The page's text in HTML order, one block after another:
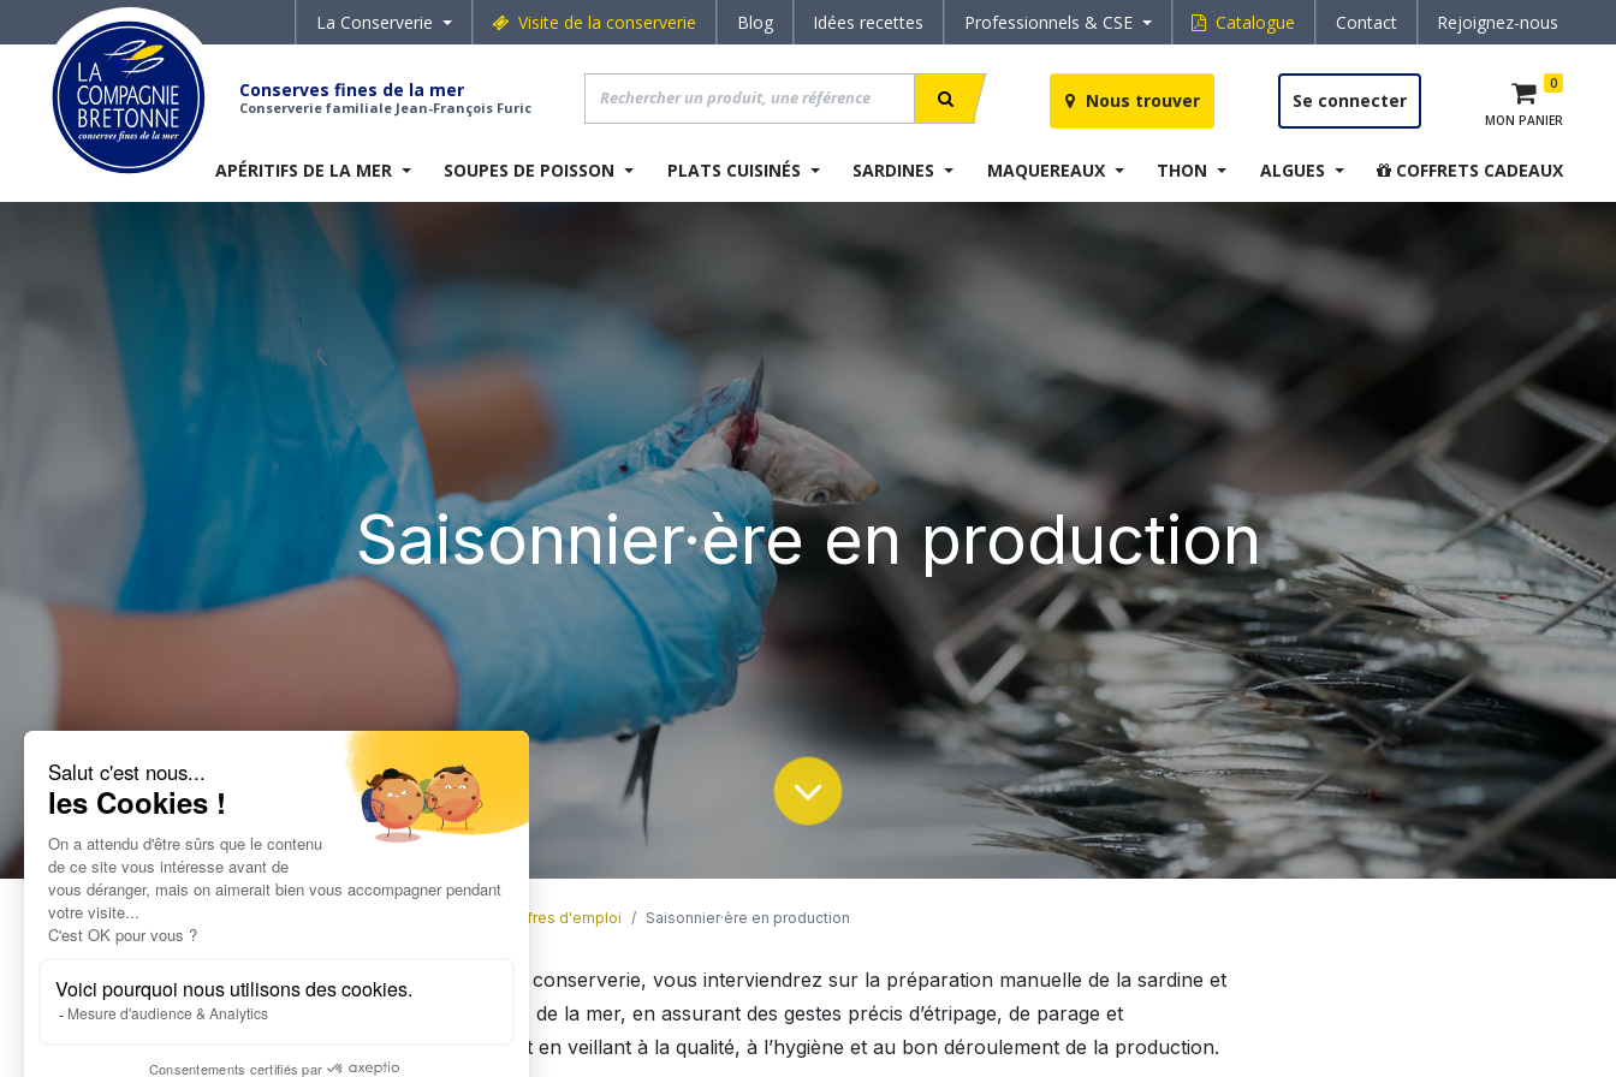
La Conserverie Visite de la conserverie Blog Idées recettes Professionnels & CSE Catalogue Contact Rejoignez-nous
Conserves fines de la mer
Conserverie familiale Jean-François Furic Nous trouver Se connecter
MON PANIER
0
APÉRITIFS DE LA MER SOUPES DE POISSON PLATS CUISINÉS SARDINES MAQUEREAUX THON ALGUES COFFRETS CADEAUX
Saisonnier·ère en production
Offres d'emploi Saisonnier·ère en production
Au sein de notre conserverie, vous interviendrez sur la préparation manuelle de la sardine et
d'autres produits de la mer, en assurant des gestes précis d’étripage, de parage et
d’emboîtage, tout en veillant à la qualité, à l’hygiène et au bon déroulement de la production.